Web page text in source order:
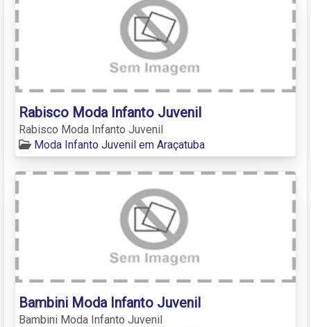
Rabisco Moda Infanto Juvenil
Rabisco Moda Infanto Juvenil
Moda Infanto Juvenil em Araçatuba
Bambini Moda Infanto Juvenil
Bambini Moda Infanto Juvenil